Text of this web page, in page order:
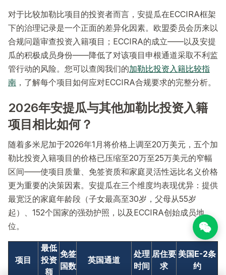
对于比较加勒比项目的投资者而言，安提瓜在ECCIRA框架
下的治理记录是一个正面的差异化因素。欧盟委员会历来以
合规问题审查投资入籍项目；ECCIRA的成立——以及安提
瓜的积极成员身份——降低了对该项目申根通道采取不利监
管行动的风险。您可以查阅我们的加勒比投资入籍比较指
南 ，了解每个项目如何应对ECCIRA合规要求的完整分析。
2026年安提瓜与其他加勒比投资入籍
项目相比如何？
随着多米尼加于2026年1月将价格上调至20万美元，五个加
勒比投资入籍项目的价格已压缩至20万至25万美元的窄幅
区间——使项目质量、免签资质和家庭灵活性远比名义价格
更为重要的决策因素。安提瓜在三个维度均表现优异：提供
最宽泛的家庭年龄段（子女最高至30岁，父母从55岁
起）、152个国家的强劲护照，以及ECCIRA创始成员地
位。
项目
最低
投资
额
免签
国数
英国通道
处理
时间
居住要
求
美国E-2条
约